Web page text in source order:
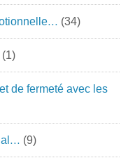
(34)
(1)
de fermeté avec les
(9)